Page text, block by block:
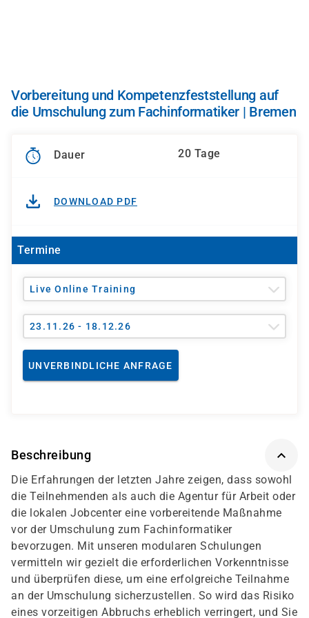
Vorbereitung und Kompetenzfeststellung auf
die Umschulung zum Fachinformatiker | Bremen
Dauer 20 Tage
DOWNLOAD PDF
Termine
Live Online Training
23.11.26 - 18.12.26
UNVERBINDLICHE ANFRAGE
Beschreibung
Die Erfahrungen der letzten Jahre zeigen, dass sowohl
die Teilnehmenden als auch die Agentur für Arbeit oder
die lokalen Jobcenter eine vorbereitende Maßnahme
vor der Umschulung zum Fachinformatiker
bevorzugen. Mit unseren modularen Schulungen
vermitteln wir gezielt die erforderlichen Vorkenntnisse
und überprüfen diese, um eine erfolgreiche Teilnahme
an der Umschulung sicherzustellen. So wird das Risiko
eines vorzeitigen Abbruchs erheblich verringert, und Sie